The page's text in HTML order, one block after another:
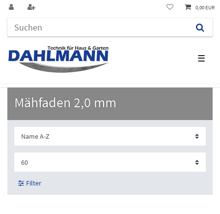
☰
0,00 EUR
Mähfaden 2,0 mm
Filter